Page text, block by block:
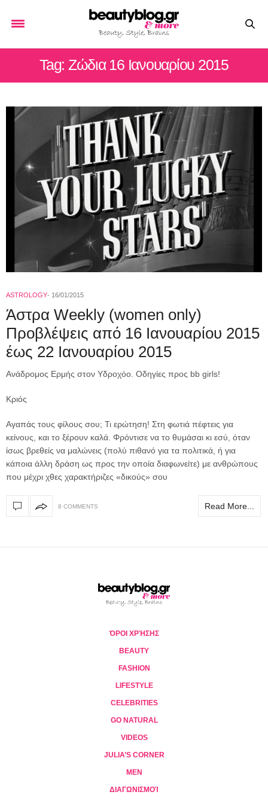
Tag: Ζώδια 16 Ιανουαρίου 2015
ASTROLOGY 16/01/2015
Άστρα Weekly (women only)
Προβλέψεις από 16 Ιανουαρίου 2015
έως 22 Ιανουαρίου 2015
Ανάδρομος Ερμής στον Υδροχόο. Οδηγίες προς bb girls!
Κριός
Αγαπάς τους φίλους σου; Τι ερώτηση! Στη φωτιά πέφτεις για
κείνους, και το ξέρουν καλά. Φρόντισε να το θυμάσαι κι εσύ, όταν
ίσως βρεθείς να μαλώνεις (πολύ πιθανό για τα πολιτικά, ή για
κάποια άλλη δράση ως προς την οποία διαφωνείτε) με ανθρώπους
που μέχρι χθες χαρακτήριζες «δικούς» σου
8 COMMENTS Read More...
ΌΡΟΙ ΧΡΉΣΗΣ
BEAUTY
FASHION
LIFESTYLE
CELEBRITIES
GO NATURAL
VIDEOS
JULIA’S CORNER
MEN
ΔΙΑΓΩΝΙΣΜΟΊ